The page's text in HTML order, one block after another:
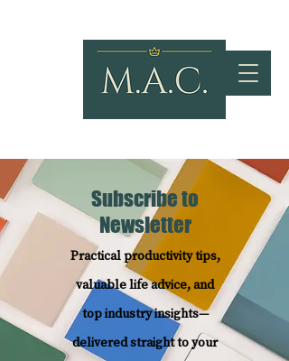
Subscribe to
Newsletter
Practical productivity tips,
valuable life advice, and
top industry insights—
delivered straight to your